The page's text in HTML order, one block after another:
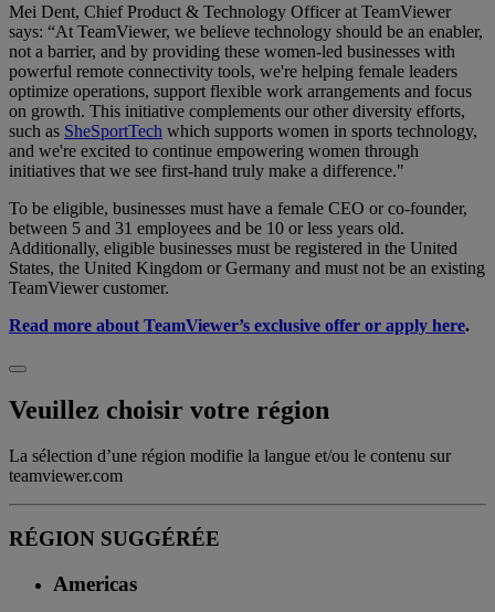
Mei Dent, Chief Product & Technology Officer at TeamViewer
says: “At TeamViewer, we believe technology should be an enabler,
not a barrier, and by providing these women-led businesses with
powerful remote connectivity tools, we're helping female leaders
optimize operations, support flexible work arrangements and focus
on growth. This initiative complements our other diversity efforts,
such as SheSportTech which supports women in sports technology,
and we're excited to continue empowering women through
initiatives that we see first-hand truly make a difference."
To be eligible, businesses must have a female CEO or co-founder,
between 5 and 31 employees and be 10 or less years old.
Additionally, eligible businesses must be registered in the United
States, the United Kingdom or Germany and must not be an existing
TeamViewer customer.
Read more about TeamViewer’s exclusive offer or apply here.
Veuillez choisir votre région
La sélection d’une région modifie la langue et/ou le contenu sur
teamviewer.com
RÉGION SUGGÉRÉE
Americas